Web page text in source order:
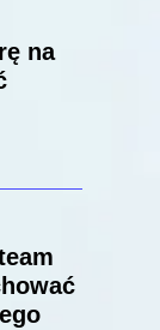
na